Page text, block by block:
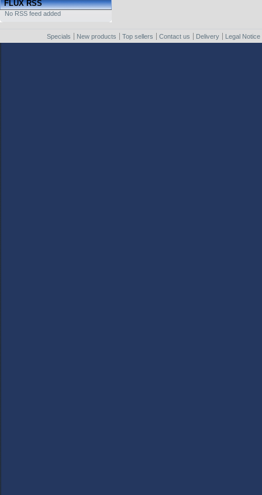
FLUX RSS
No RSS feed added
Specials New products Top sellers Contact us Delivery Legal Notice